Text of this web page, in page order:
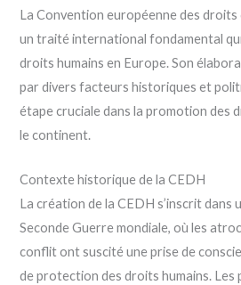
La Convention européenne des droits
un traité international fondamental
droits humains en Europe. Son
par divers facteurs historiques et
étape cruciale dans la promotion des
le continent.
Contexte historique de la CEDH
La création de la CEDH s’inscrit
Seconde Guerre mondiale, où les
conflit ont suscité une prise de
de protection des droits humains. Les